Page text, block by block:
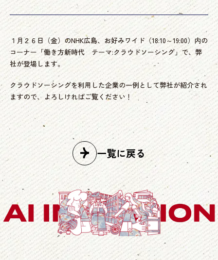
１月２６日（金）のNHK広島、お好みワイド（18:10～19:00）内の
コーナー「働き方新時代 テーマ:クラウドソーシング」で、弊
社が登場します。
クラウドソーシングを利用した企業の一例として弊社が紹介され
ますので、よろしければご覧ください！
一覧に戻る